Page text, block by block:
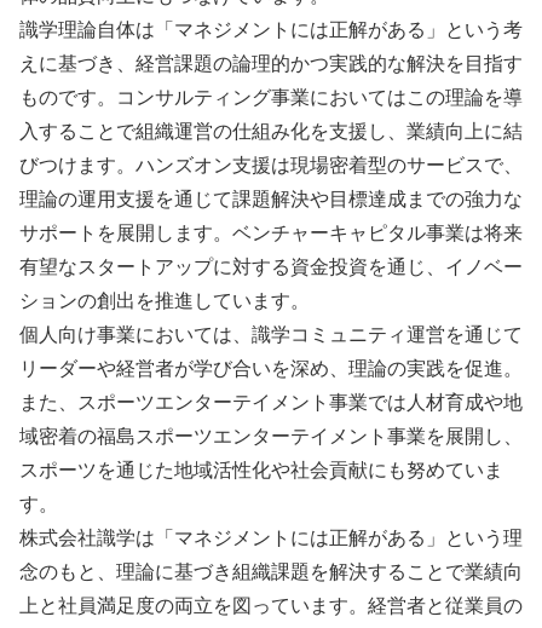
識学理論自体は「マネジメントには正解がある」という考
えに基づき、経営課題の論理的かつ実践的な解決を目指す
ものです。コンサルティング事業においてはこの理論を導
入することで組織運営の仕組み化を支援し、業績向上に結
びつけます。ハンズオン支援は現場密着型のサービスで、
理論の運用支援を通じて課題解決や目標達成までの強力な
サポートを展開します。ベンチャーキャピタル事業は将来
有望なスタートアップに対する資金投資を通じ、イノベー
ションの創出を推進しています。
個人向け事業においては、識学コミュニティ運営を通じて
リーダーや経営者が学び合いを深め、理論の実践を促進。
また、スポーツエンターテイメント事業では人材育成や地
域密着の福島スポーツエンターテイメント事業を展開し、
スポーツを通じた地域活性化や社会貢献にも努めていま
す。
株式会社識学は「マネジメントには正解がある」という理
念のもと、理論に基づき組織課題を解決することで業績向
上と社員満足度の両立を図っています。経営者と従業員の